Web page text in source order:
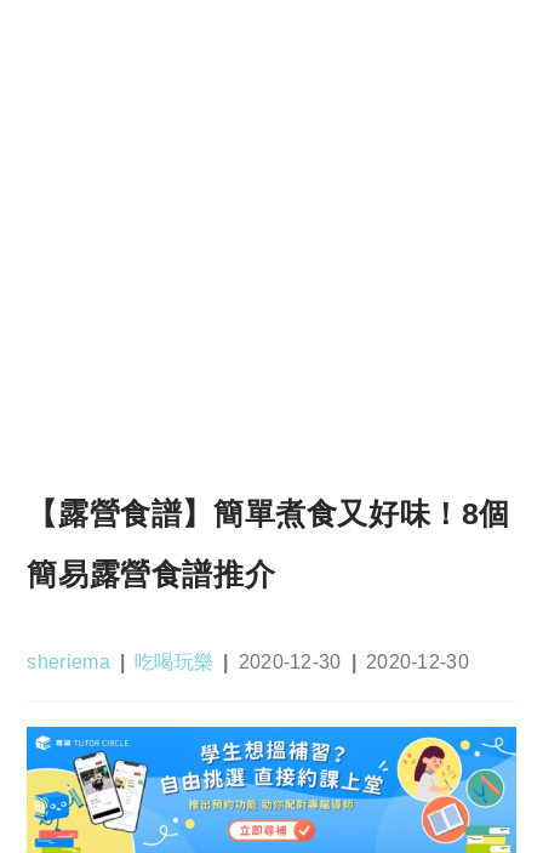
【露營食譜】簡單煮食又好味！8個
簡易露營食譜推介
Post
sheriema
Post
吃喝玩樂
Post
2020-12-30
Post
2020-12-30